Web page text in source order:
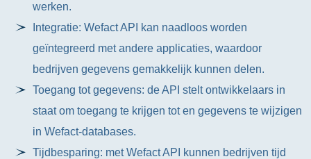
werken.
Integratie: Wefact API kan naadloos worden
geïntegreerd met andere applicaties, waardoor
bedrijven gegevens gemakkelijk kunnen delen.
Toegang tot gegevens: de API stelt ontwikkelaars in
staat om toegang te krijgen tot en gegevens te wijzigen
in Wefact-databases.
Tijdbesparing: met Wefact API kunnen bedrijven tijd